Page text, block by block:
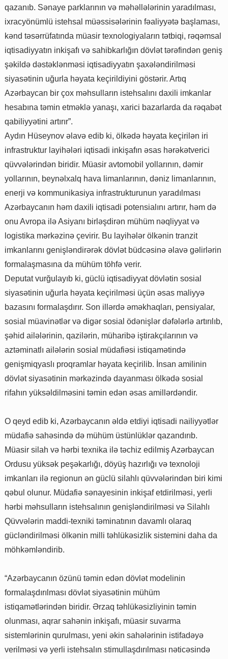
qazanıb. Sənaye parklarının və məhəllələrinin yaradılması,
ixracyönümlü istehsal müəssisələrinin fəaliyyətə başlaması,
kənd təsərrüfatında müasir texnologiyaların tətbiqi, rəqəmsal
iqtisadiyyatın inkişafı və sahibkarlığın dövlət tərəfindən geniş
şəkildə dəstəklənməsi iqtisadiyyatın şaxələndirilməsi
siyasətinin uğurla həyata keçirildiyini göstərir. Artıq
Azərbaycan bir çox məhsulların istehsalını daxili imkanlar
hesabına təmin etməklə yanaşı, xarici bazarlarda da rəqabət
qabiliyyətini artırır”.
Aydın Hüseynov əlavə edib ki, ölkədə həyata keçirilən iri
infrastruktur layihələri iqtisadi inkişafın əsas hərəkətverici
qüvvələrindən biridir. Müasir avtomobil yollarının, dəmir
yollarının, beynəlxalq hava limanlarının, dəniz limanlarının,
enerji və kommunikasiya infrastrukturunun yaradılması
Azərbaycanın həm daxili iqtisadi potensialını artırır, həm də
onu Avropa ilə Asiyanı birləşdirən mühüm nəqliyyat və
logistika mərkəzinə çevirir. Bu layihələr ölkənin tranzit
imkanlarını genişləndirərək dövlət büdcəsinə əlavə gəlirlərin
formalaşmasına da mühüm töhfə verir.
Deputat vurğulayıb ki, güclü iqtisadiyyat dövlətin sosial
siyasətinin uğurla həyata keçirilməsi üçün əsas maliyyə
bazasını formalaşdırır. Son illərdə əməkhaqları, pensiyalar,
sosial müavinətlər və digər sosial ödənişlər dəfələrlə artırılıb,
şəhid ailələrinin, qazilərin, müharibə iştirakçılarının və
aztəminatlı ailələrin sosial müdafiəsi istiqamətində
genişmiqyaslı proqramlar həyata keçirilib. İnsan amilinin
dövlət siyasətinin mərkəzində dayanması ölkədə sosial
rifahın yüksəldilməsini təmin edən əsas amillərdəndir.
O qeyd edib ki, Azərbaycanın əldə etdiyi iqtisadi nailiyyətlər
müdafiə sahəsində də mühüm üstünlüklər qazandırıb.
Müasir silah və hərbi texnika ilə təchiz edilmiş Azərbaycan
Ordusu yüksək peşəkarlığı, döyüş hazırlığı və texnoloji
imkanları ilə regionun ən güclü silahlı qüvvələrindən biri kimi
qəbul olunur. Müdafiə sənayesinin inkişaf etdirilməsi, yerli
hərbi məhsulların istehsalının genişləndirilməsi və Silahlı
Qüvvələrin maddi-texniki təminatının davamlı olaraq
gücləndirilməsi ölkənin milli təhlükəsizlik sistemini daha da
möhkəmləndirib.
“Azərbaycanın özünü təmin edən dövlət modelinin
formalaşdırılması dövlət siyasətinin mühüm
istiqamətlərindən biridir. Ərzaq təhlükəsizliyinin təmin
olunması, aqrar sahənin inkişafı, müasir suvarma
sistemlərinin qurulması, yeni əkin sahələrinin istifadəyə
verilməsi və yerli istehsalın stimullaşdırılması nəticəsində